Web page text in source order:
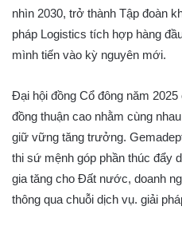
nhìn 2030, trở thành Tập đoàn
pháp Logistics tích hợp hàng
mình tiến vào kỳ nguyên mới.
Đại hội đồng Cổ đông năm
đồng thuận cao nhằm cùng
giữ vững tăng trưởng.
thi sứ mệnh góp phần thúc đẩy
gia tăng cho Đất nước, doanh
thông qua chuỗi dịch vụ. giải